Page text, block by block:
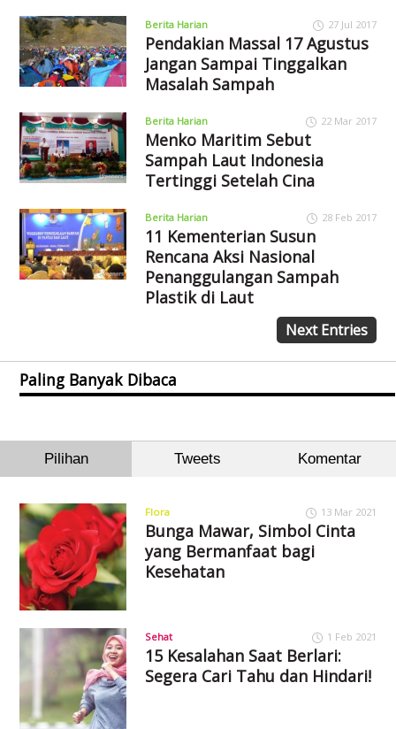
Berita Harian 27 Jul 2017
Pendakian Massal 17 Agustus
Jangan Sampai Tinggalkan
Masalah Sampah
Berita Harian 22 Mar 2017
Menko Maritim Sebut
Sampah Laut Indonesia
Tertinggi Setelah Cina
Berita Harian 28 Feb 2017
11 Kementerian Susun
Rencana Aksi Nasional
Penanggulangan Sampah
Plastik di Laut
Next Entries
Paling Banyak Dibaca
Pilihan Tweets Komentar
Flora 13 Mar 2021
Bunga Mawar, Simbol Cinta
yang Bermanfaat bagi
Kesehatan
Sehat 1 Feb 2021
15 Kesalahan Saat Berlari:
Segera Cari Tahu dan Hindari!